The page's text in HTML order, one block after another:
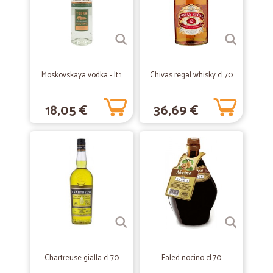
01/02/2020
— Veronica G.
Prodotti imballati in maniera eccellente. Disponibilità e cordialità
26/06/2019
— Giusy P.
Ho ritirato prodotti delle diverse categorie, compresi alcuni liquori..
consegna velocissima.. e L’imballaggio davvero ottimo..
—Lamberto G.
Sono rimasto molto soddisfatto del…
Moskovskaya vodka - lt.1
18,05 €
Chivas regal whisky cl.70
36,69 €
Chartreuse gialla cl.70 Faled nocino cl.70